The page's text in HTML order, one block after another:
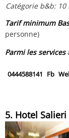
Catégorie b&b: 10
Tarif minimum
personne)
Parmi les services
0444588141 Fb
5. Hotel Salieri